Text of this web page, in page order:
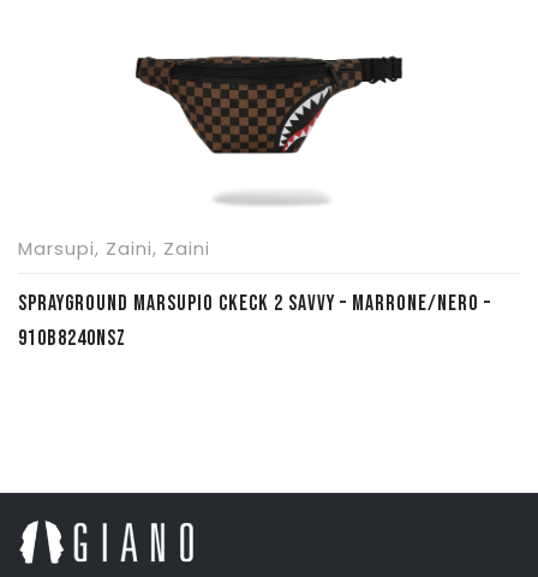
Marsupi, Zaini, Zaini
SPRAYGROUND MARSUPIO CKECK 2 SAVVY – MARRONE/NERO –
910B8240NSZ